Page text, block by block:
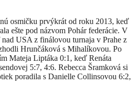
osmičku prvýkrát od roku 2013, keď
ešte pod názvom Pohár federácie. V
USA z finálovou turnaja v Prahe z
Hrunčáková s Mihalíkovou. Po
Mateja Liptáka 0:1, keď Renáta
5:7, 4:6. Rebecca Šramková si
poradila s Danielle Collinsovou 6:2,